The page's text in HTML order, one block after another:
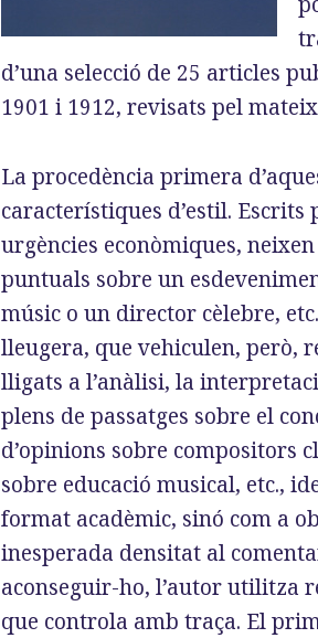
d’una selecció de 25 articles
1901 i 1912, revisats pel
La procedència primera
característiques d’estil. Escrits
urgències econòmiques,
puntuals sobre un
músic o un director cèlebre,
lleugera, que vehiculen, però,
lligats a l’anàlisi, la
plens de passatges sobre el
d’opinions sobre compositors
sobre educació musical, etc.,
format acadèmic, sinó com a
inesperada densitat al
aconseguir-ho, l’autor utilitza
que controla amb traça. El